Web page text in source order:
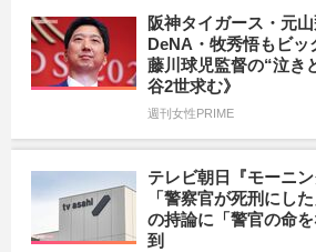
阪神タイガース・元
DeNA・牧秀悟もビッ
藤川球児監督の“泣き
谷2世求む》
週刊女性PRIME
テレビ朝日『モーニ
「警察官が死刑にし
の持論に「警官の命
到